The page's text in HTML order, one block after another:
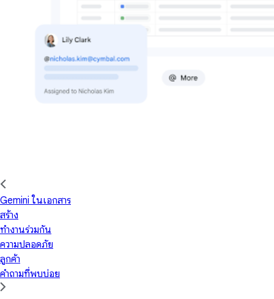
Gemini ในเอกสาร
สร้าง
ทำงานร่วมกัน
ความปลอดภัย
ลูกค้า
คำถามที่พบบ่อย